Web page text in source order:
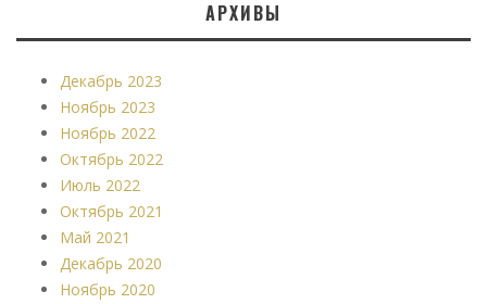
АРХИВЫ
Декабрь 2023
Ноябрь 2023
Ноябрь 2022
Октябрь 2022
Июль 2022
Октябрь 2021
Май 2021
Декабрь 2020
Ноябрь 2020